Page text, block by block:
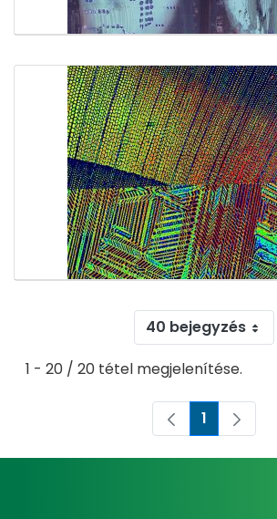
40 bejegyzés
1 - 20 / 20 tétel megjelenítése.
Oldal
1